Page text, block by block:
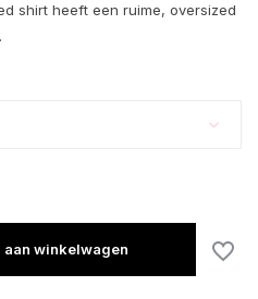
shirt heeft een ruime, oversized
aan winkelwagen